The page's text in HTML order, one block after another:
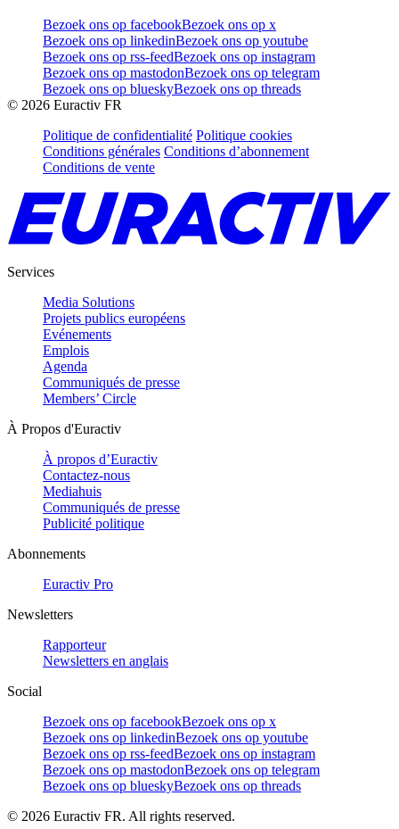
Bezoek ons op facebookBezoek ons op x
Bezoek ons op linkedinBezoek ons op youtube
Bezoek ons op rss-feedBezoek ons op instagram
Bezoek ons op mastodonBezoek ons op telegram
Bezoek ons op blueskyBezoek ons op threads
© 2026 Euractiv FR
Politique de confidentialité Politique cookies
Conditions générales Conditions d’abonnement
Conditions de vente
Services
Media Solutions
Projets publics européens
Evénements
Emplois
Agenda
Communiqués de presse
Members’ Circle
À Propos d'Euractiv
À propos d’Euractiv
Contactez-nous
Mediahuis
Communiqués de presse
Publicité politique
Abonnements
Euractiv Pro
Newsletters
Rapporteur
Newsletters en anglais
Social
Bezoek ons op facebookBezoek ons op x
Bezoek ons op linkedinBezoek ons op youtube
Bezoek ons op rss-feedBezoek ons op instagram
Bezoek ons op mastodonBezoek ons op telegram
Bezoek ons op blueskyBezoek ons op threads
© 2026 Euractiv FR. All rights reserved.